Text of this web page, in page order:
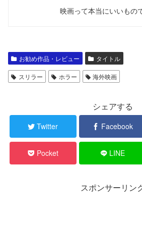
映画って本当にいいもの
お勧め作品・レビュー タイトル
スリラー ホラー 海外映画
シェアする
Twitter Facebook
Pocket LINE
スポンサーリン